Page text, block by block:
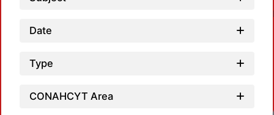
Date
Type
CONAHCYT Area